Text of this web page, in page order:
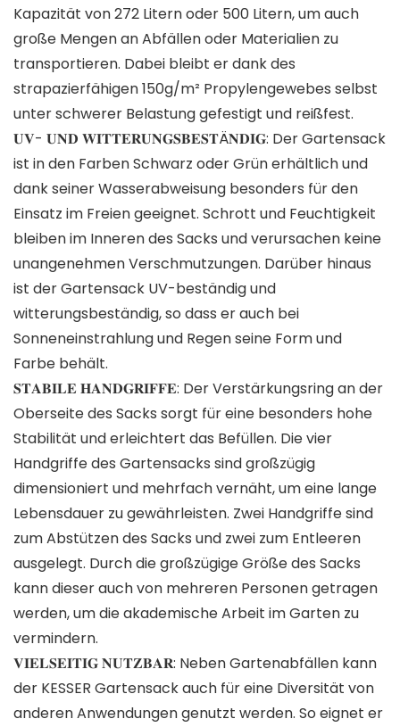
Kapazität von 272 Litern oder 500 Litern, um auch
große Mengen an Abfällen oder Materialien zu
transportieren. Dabei bleibt er dank des
strapazierfähigen 150g/m² Propylengewebes selbst
unter schwerer Belastung gefestigt und reißfest.
𝐔𝐕- 𝐔𝐍𝐃 𝐖𝐈𝐓𝐓𝐄𝐑𝐔𝐍𝐆𝐒𝐁𝐄𝐒𝐓Ä𝐍𝐃𝐈𝐆: Der Gartensack
ist in den Farben Schwarz oder Grün erhältlich und
dank seiner Wasserabweisung besonders für den
Einsatz im Freien geeignet. Schrott und Feuchtigkeit
bleiben im Inneren des Sacks und verursachen keine
unangenehmen Verschmutzungen. Darüber hinaus
ist der Gartensack UV-beständig und
witterungsbeständig, so dass er auch bei
Sonneneinstrahlung und Regen seine Form und
Farbe behält.
𝐒𝐓𝐀𝐁𝐈𝐋𝐄 𝐇𝐀𝐍𝐃𝐆𝐑𝐈𝐅𝐅𝐄: Der Verstärkungsring an der
Oberseite des Sacks sorgt für eine besonders hohe
Stabilität und erleichtert das Befüllen. Die vier
Handgriffe des Gartensacks sind großzügig
dimensioniert und mehrfach vernäht, um eine lange
Lebensdauer zu gewährleisten. Zwei Handgriffe sind
zum Abstützen des Sacks und zwei zum Entleeren
ausgelegt. Durch die großzügige Größe des Sacks
kann dieser auch von mehreren Personen getragen
werden, um die akademische Arbeit im Garten zu
vermindern.
𝐕𝐈𝐄𝐋𝐒𝐄𝐈𝐓𝐈𝐆 𝐍𝐔𝐓𝐙𝐁𝐀𝐑: Neben Gartenabfällen kann
der KESSER Gartensack auch für eine Diversität von
anderen Anwendungen genutzt werden. So eignet er